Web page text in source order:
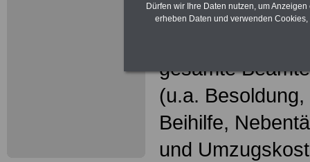
gesamte
(u.a.
Beihilfe,
und
Dürfen wir Ihre Daten nutzen, um
erheben Daten und verwenden